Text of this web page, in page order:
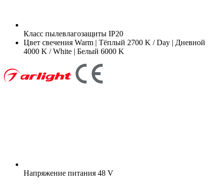
Класс пылевлагозащиты IP20
Цвет свечения Warm | Тёплый 2700 K / Day | Дневной
4000 K / White | Белый 6000 K
Напряжение питания 48 V